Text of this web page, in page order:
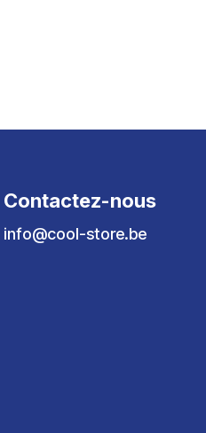
Contactez-nous
info@cool-store.be